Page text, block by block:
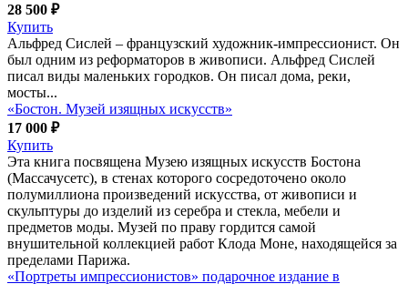
28 500 ₽
Купить
Альфред Сислей – французский художник-импрессионист. Он
был одним из реформаторов в живописи. Альфред Сислей
писал виды маленьких городков. Он писал дома, реки,
мосты...
«Бостон. Музей изящных искусств»
17 000 ₽
Купить
Эта книга посвящена Музею изящных искусств Бостона
(Массачусетс), в стенах которого сосредоточено около
полумиллиона произведений искусства, от живописи и
скульптуры до изделий из серебра и стекла, мебели и
предметов моды. Музей по праву гордится самой
внушительной коллекцией работ Клода Моне, находящейся за
пределами Парижа.
«Портреты импрессионистов» подарочное издание в